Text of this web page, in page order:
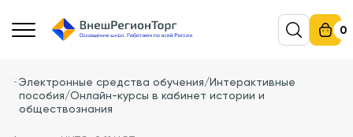
0
Электронные средства обучения/Интерактивные
пособия/Онлайн-курсы в кабинет истории и
обществознания